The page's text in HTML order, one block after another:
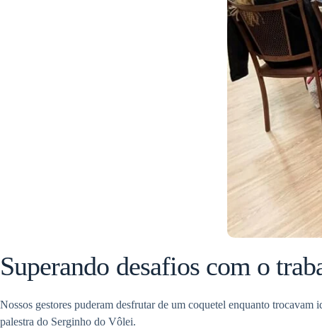
Superando desafios com o
Nossos gestores puderam desfrutar de um coquetel enquanto
palestra do Serginho do Vôlei.